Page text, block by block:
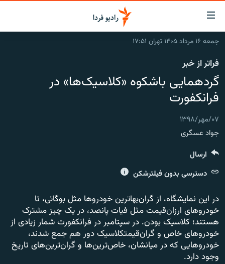
لینک‌های
قابلیت
دسترسی
بازگشت
به
منوی
اصلی
صفحه
ایران
جهان
رادیو
انتخاب کنید و بشنوید
فرکانس‌ها
پادکست
گزارش‌های تصویری
گزارش‌های ویدئویی
زنان فردا
به ما بپیوندید
جمعه ۱۶ مرداد ۱۴۰۵ تهران ۱۷:۵۱
فراتر از خبر
گردهمایی باشکوه «کلاسیک‌ها» در
فرانکفورت
۰۷/مهر/۱۳۹۸
جواد عسگری
در این نمایشگاه، از گران‌بهاترین خودروها مثل بوگاتی، تا
خودروهای ارزان‌قیمت مثل فیات پانصد، در یک چیز مشترک
هستند؛ کلاسیک بودن. در سپتامبر در فرانکفورت شمار زیادی از
خودروهای خاص و گران‌قیمتکلاسیک دور هم جمع شدند،
خودروهایی که در میانشان، خاص‌ترین‌ها و گران‌‌ترین‌های تاریخ
وجود دارد.
ارسال
دسترسی بدون فیلترشکن